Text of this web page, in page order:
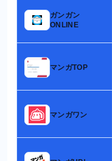
ガンガン
ONLINE
マンガTOP
マンガワン